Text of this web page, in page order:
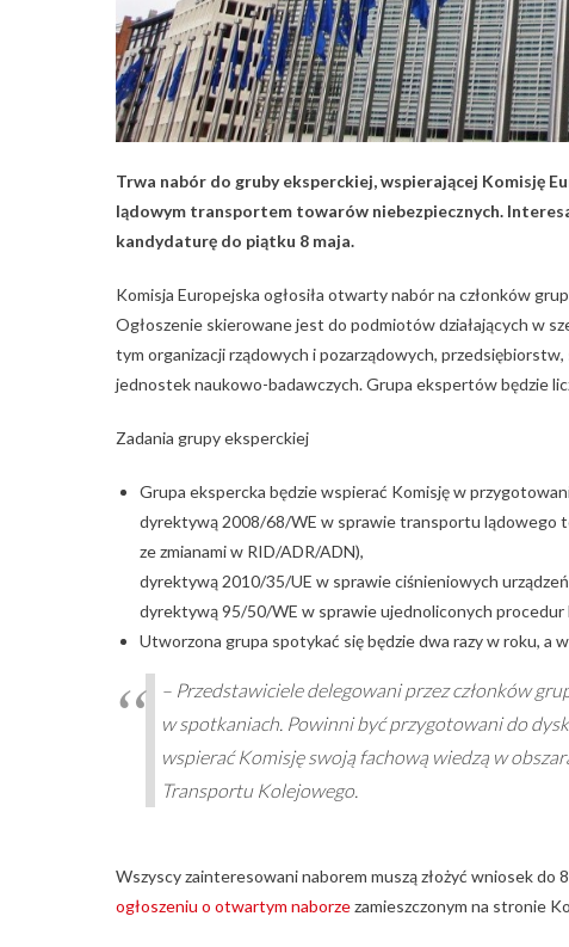
Trwa nabór do gruby eksperckiej, wspierającej Komisję
lądowym transportem towarów niebezpiecznych.
kandydaturę do piątku 8 maja.
Komisja Europejska ogłosiła otwarty nabór na członków
Ogłoszenie skierowane jest do podmiotów działających w
tym organizacji rządowych i pozarządowych,
jednostek naukowo-badawczych. Grupa ekspertów będzie
Zadania grupy eksperckiej
Grupa ekspercka będzie wspierać Komisję w
dyrektywą 2008/68/WE w sprawie transportu lądowego
ze zmianami w RID/ADR/ADN),
dyrektywą 2010/35/UE w sprawie ciśnieniowych
dyrektywą 95/50/WE w sprawie ujednoliconych
Utworzona grupa spotykać się będzie dwa razy w roku, a
– Przedstawiciele delegowani przez członków
w spotkaniach. Powinni być przygotowani do
wspierać Komisję swoją fachową wiedzą w
Transportu Kolejowego.
Wszyscy zainteresowani naborem muszą złożyć wniosek do
ogłoszeniu o otwartym naborzezamieszczonym na stronie